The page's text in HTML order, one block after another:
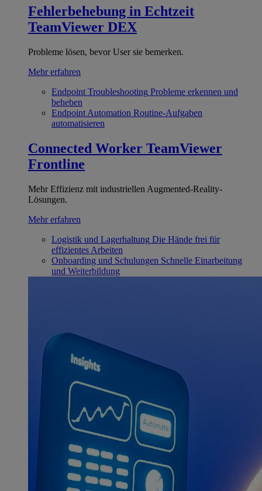
Fehlerbehebung in Echtzeit
TeamViewer DEX
Probleme lösen, bevor User sie bemerken.
Mehr erfahren
Endpoint Troubleshooting Probleme erkennen und
beheben
Endpoint Automation Routine-Aufgaben
automatisieren
Connected Worker TeamViewer
Frontline
Mehr Effizienz mit industriellen Augmented-Reality-
Lösungen.
Mehr erfahren
Logistik und Lagerhaltung Die Hände frei für
effizientes Arbeiten
Onboarding und Schulungen Schnelle Einarbeitung
und Weiterbildung